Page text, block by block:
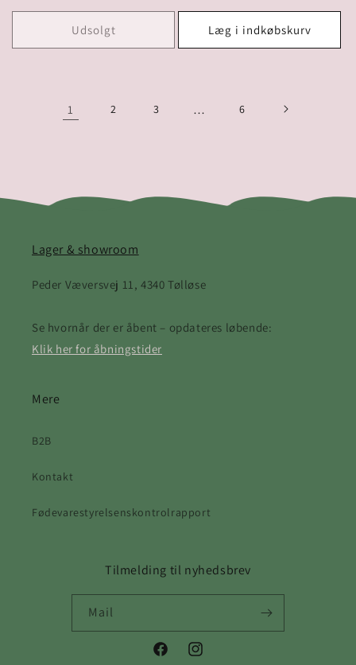
Udsolgt Læg i indkøbskurv
1 2 3 … 6
Lager & showroom
Peder Væversvej 11, 4340 Tølløse
Se hvornår der er åbent – opdateres løbende:
Klik her for åbningstider
Mere
B2B
Kontakt
Fødevarestyrelsenskontrolrapport
Tilmelding til nyhedsbrev
Mail
FacebookInstagram